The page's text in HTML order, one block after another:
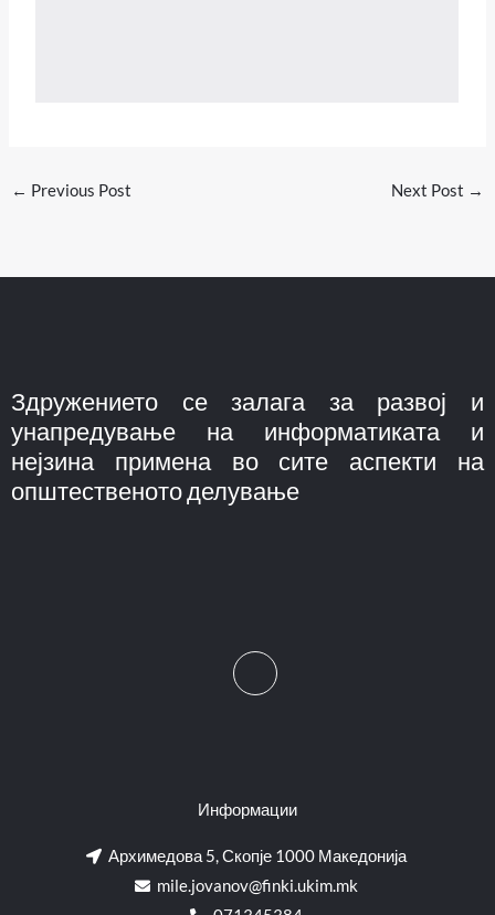
← Previous Post Next Post →
Здружението се залага за развој и
унапредување на информатиката и
нејзина примена во сите аспекти на
општественото делување
Информации
Архимедова 5, Скопје 1000 Македонија
mile.jovanov@finki.ukim.mk​